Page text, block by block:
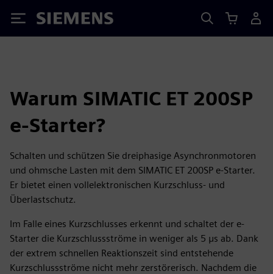
Siemens
Warum SIMATIC ET 200SP
e‑Starter?
Schalten und schützen Sie dreiphasige Asynchronmotoren
und ohmsche Lasten mit dem SIMATIC ET 200SP e‑Starter.
Er bietet einen vollelektronischen Kurzschluss- und
Überlastschutz.
Im Falle eines Kurzschlusses erkennt und schaltet der e-
Starter die Kurzschlussströme in weniger als 5 μs ab. Dank
der extrem schnellen Reaktionszeit sind entstehende
Kurzschlussströme nicht mehr zerstörerisch. Nachdem die